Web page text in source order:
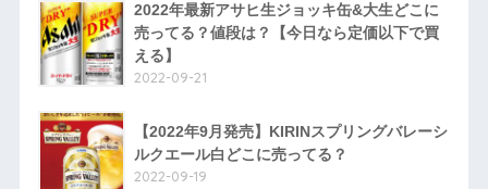
2022年最新アサヒ生ジョッキ缶&大生どこに
売ってる？値段は？【今日なら定価以下で買
える】
2022-09-21
【2022年9月発売】KIRINスプリングバレーシ
ルクエール白どこに売ってる？
2022-09-19